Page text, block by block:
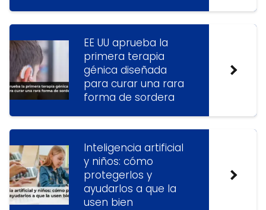
EE UU aprueba la
primera terapia
génica diseñada
para curar una rara
forma de sordera
Inteligencia artificial
y niños: cómo
protegerlos y
ayudarlos a que la
usen bien